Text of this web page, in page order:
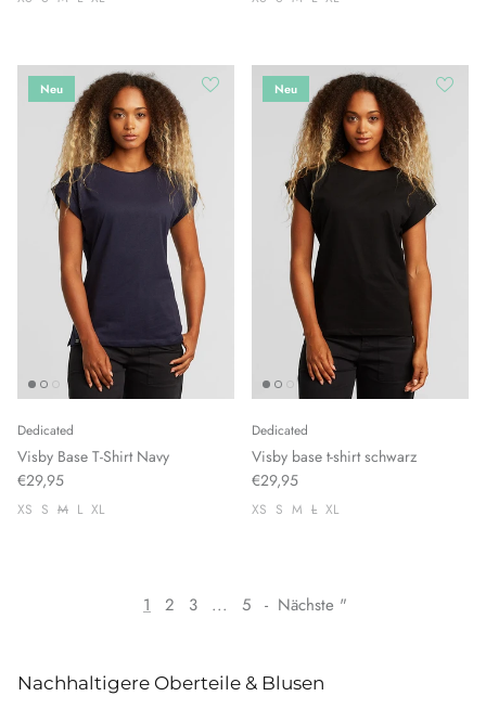
Neu
Dedicated
Visby Base T-Shirt Navy
€29,95
XS S M L XL
Neu
Dedicated
Visby base t-shirt schwarz
€29,95
XS S M L XL
1 2 3 ... 5 - Nächste "
Nachhaltigere Oberteile & Blusen